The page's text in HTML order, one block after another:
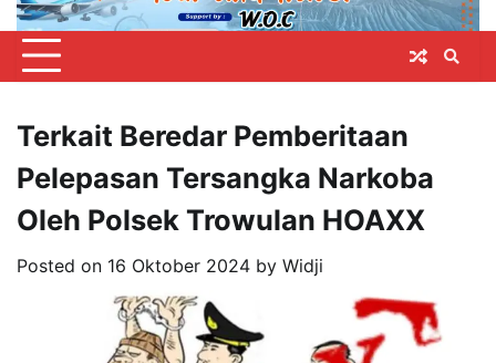
Terkait Beredar Pemberitaan
Pelepasan Tersangka Narkoba
Oleh Polsek Trowulan HOAXX
Posted on 16 Oktober 2024 by Widji